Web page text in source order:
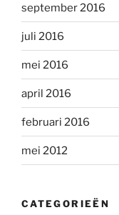
september 2016
juli 2016
mei 2016
april 2016
februari 2016
mei 2012
CATEGORIEËN